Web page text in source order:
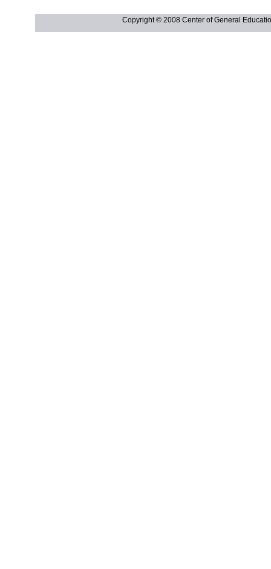
Copyright © 2008 Center of General